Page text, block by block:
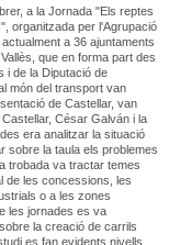
a la Jornada "Els reptes
organitzada per l'Agrupació
a 36 ajuntaments
que en forma part des
i de la Diputació de
món del transport van
de Castellar, van
César Galván i la
era analitzar la situació
sobre la taula els problemes
trobada va tractar temes
de les concessions, les
o a les zones
les jornades es va
la creació de carrils
es fan evidents nivells